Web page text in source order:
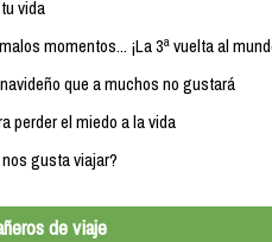
vida
momentos... ¡La 3ª vuelta al
que a muchos no gustará
perder el miedo a la vida
gusta viajar?
de viaje